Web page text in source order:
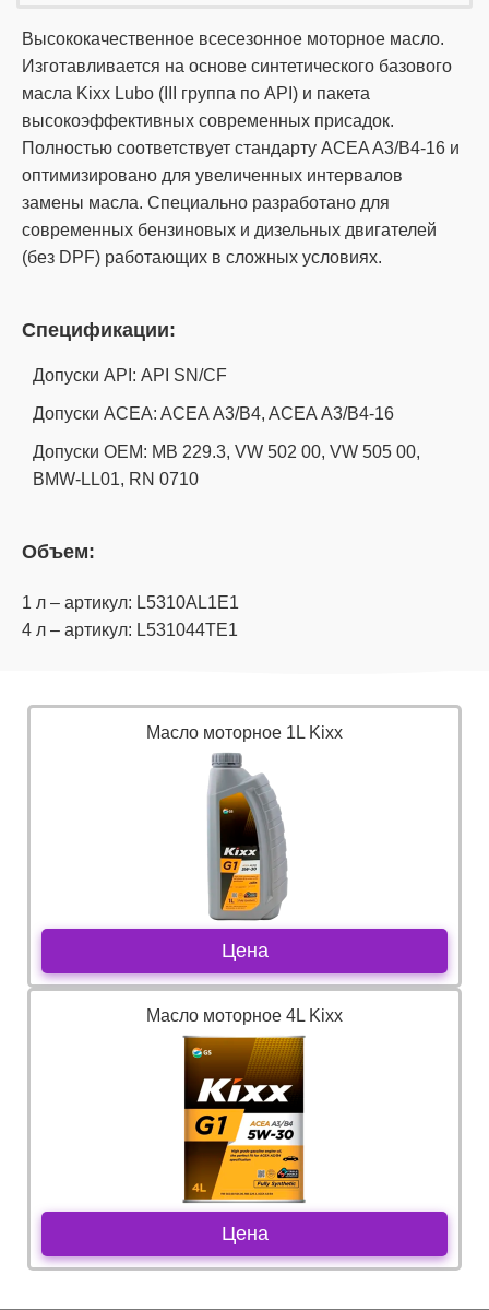
Высококачественное всесезонное моторное масло.
Изготавливается на основе синтетического базового
масла Kixx Lubo (III группа по API) и пакета
высокоэффективных современных присадок.
Полностью соответствует стандарту ACEA A3/B4-16 и
оптимизировано для увеличенных интервалов
замены масла. Специально разработано для
современных бензиновых и дизельных двигателей
(без DPF) работающих в сложных условиях.
Спецификации:
Допуски API: API SN/CF
Допуски ACEA: ACEA А3/B4, ACEA А3/B4-16
Допуски OEM: MB 229.3, VW 502 00, VW 505 00,
BMW-LL01, RN 0710
Объем:
1 л – артикул: L5310AL1E1
4 л – артикул: L531044TE1
Масло моторное 1L Kixx
Цена
Масло моторное 4L Kixx
Цена